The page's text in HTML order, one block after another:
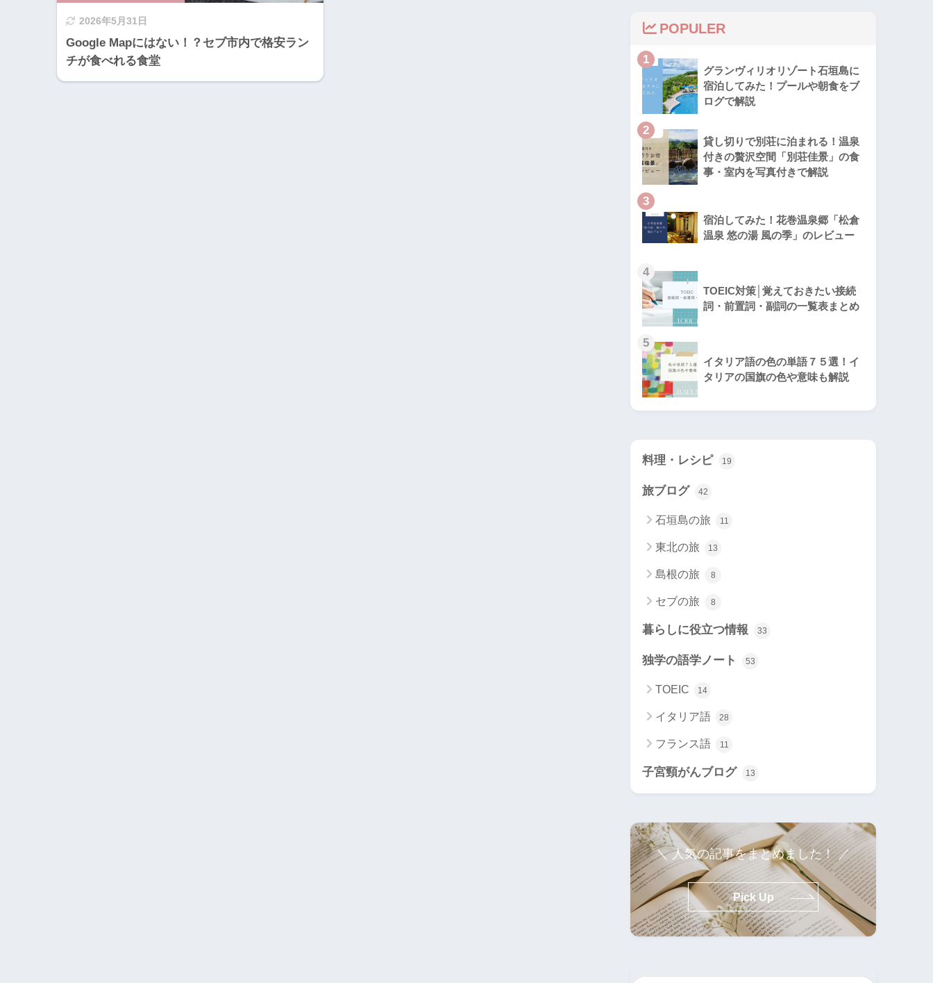
2026年5月31日
Google Mapにはない！？セブ市内で格安ラン
チが食べれる食堂
POPULER
1
グランヴィリオリゾート石垣島に
宿泊してみた！プールや朝食をブ
ログで解説
2
貸し切りで別荘に泊まれる！温泉
付きの贅沢空間「別荘佳景」の食
事・室内を写真付きで解説
3
宿泊してみた！花巻温泉郷「松倉
温泉 悠の湯 風の季」のレビュー
4
TOEIC対策│覚えておきたい接続
詞・前置詞・副詞の一覧表まとめ
5
イタリア語の色の単語７５選！イ
タリアの国旗の色や意味も解説
料理・レシピ 19
旅ブログ 42
石垣島の旅 11
東北の旅 13
島根の旅 8
セブの旅 8
暮らしに役立つ情報 33
独学の語学ノート 53
TOEIC 14
イタリア語 28
フランス語 11
子宮頸がんブログ 13
＼ 人気の記事をまとめました！ ／
Pick Up